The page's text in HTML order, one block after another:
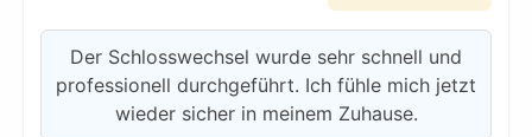
Der Schlosswechsel wurde sehr schnell und
professionell durchgeführt. Ich fühle mich jetzt
wieder sicher in meinem Zuhause.